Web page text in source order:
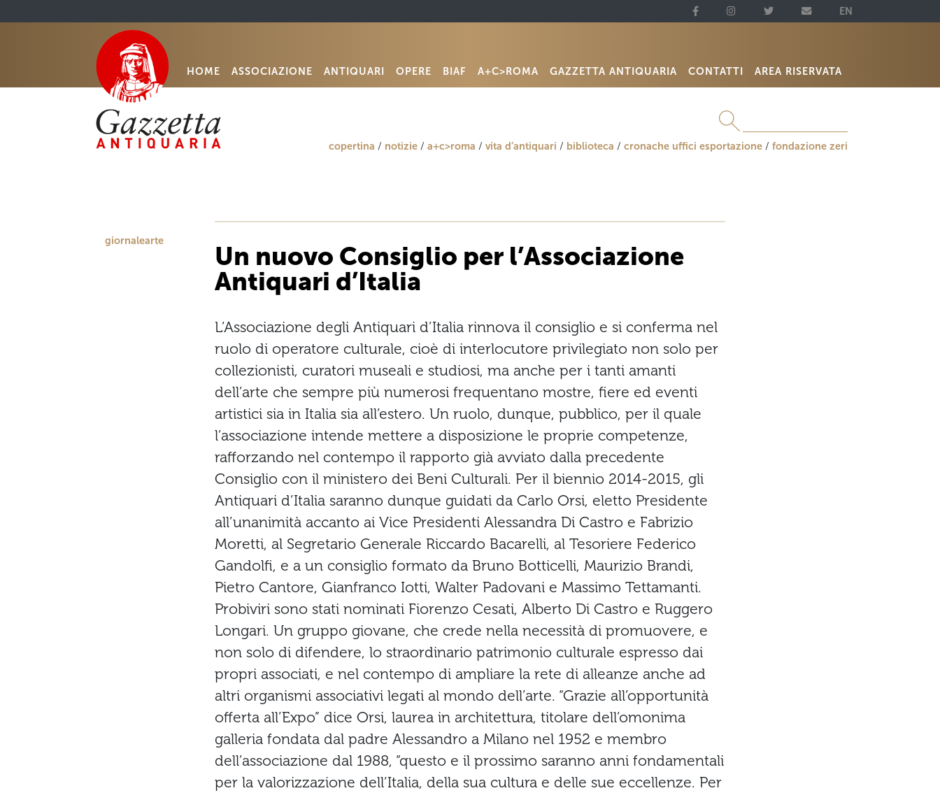
EN
HOME ASSOCIAZIONE ANTIQUARI OPERE BIAF A+C>ROMA GAZZETTA ANTIQUARIA CONTATTI AREA RISERVATA
copertina notizie a+c>roma vita d’antiquari biblioteca cronache uffici esportazione fondazione zeri
giornalearte
Un nuovo Consiglio per l’Associazione
Antiquari d’Italia
L’Associazione degli Antiquari d’Italia rinnova il consiglio e si conferma nel
ruolo di operatore culturale, cioè di interlocutore privilegiato non solo per
collezionisti, curatori museali e studiosi, ma anche per i tanti amanti
dell’arte che sempre più numerosi frequentano mostre, fiere ed eventi
artistici sia in Italia sia all’estero. Un ruolo, dunque, pubblico, per il quale
l’associazione intende mettere a disposizione le proprie competenze,
rafforzando nel contempo il rapporto già avviato dalla precedente
Consiglio con il ministero dei Beni Culturali. Per il biennio 2014-2015, gli
Antiquari d’Italia saranno dunque guidati da Carlo Orsi, eletto Presidente
all’unanimità accanto ai Vice Presidenti Alessandra Di Castro e Fabrizio
Moretti, al Segretario Generale Riccardo Bacarelli, al Tesoriere Federico
Gandolfi, e a un consiglio formato da Bruno Botticelli, Maurizio Brandi,
Pietro Cantore, Gianfranco Iotti, Walter Padovani e Massimo Tettamanti.
Probiviri sono stati nominati Fiorenzo Cesati, Alberto Di Castro e Ruggero
Longari. Un gruppo giovane, che crede nella necessità di promuovere, e
non solo di difendere, lo straordinario patrimonio culturale espresso dai
propri associati, e nel contempo di ampliare la rete di alleanze anche ad
altri organismi associativi legati al mondo dell’arte. “Grazie all’opportunità
offerta all’Expo” dice Orsi, laurea in architettura, titolare dell’omonima
galleria fondata dal padre Alessandro a Milano nel 1952 e membro
dell’associazione dal 1988, “questo e il prossimo saranno anni fondamentali
per la valorizzazione dell’Italia, della sua cultura e delle sue eccellenze. Per